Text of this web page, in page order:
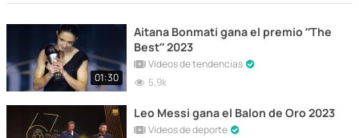
01:30
Aitana Bonmatí gana el premio “The
Best” 2023
Vídeos de tendencias
5,9k
Leo Messi gana el Balon de Oro 2023
Vídeos de deporte